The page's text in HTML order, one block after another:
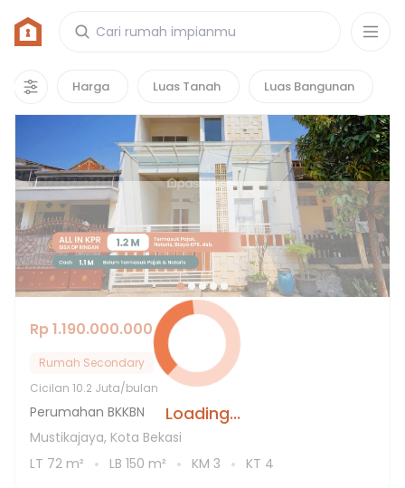
Harga Luas Tanah Luas Bangunan
Loading...
Rumah di Perumahan Bkkbn
1properti
Rp 1.190.000.000
Rumah Secondary
Cicilan 10.2 Juta/bulan
Perumahan BKKBN
Mustikajaya, Kota Bekasi
LT 72 m² LB 150 m² KM 3 KT 4